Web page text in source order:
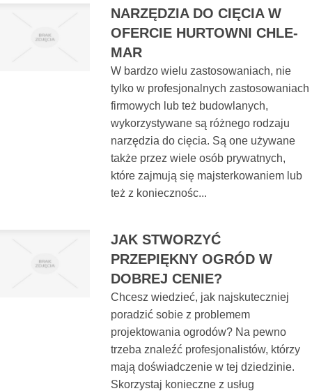
NARZĘDZIA DO CIĘCIA W
OFERCIE HURTOWNI CHLE-
MAR
W bardzo wielu zastosowaniach, nie
tylko w profesjonalnych zastosowaniach
firmowych lub też budowlanych,
wykorzystywane są różnego rodzaju
narzędzia do cięcia. Są one używane
także przez wiele osób prywatnych,
które zajmują się majsterkowaniem lub
też z koniecznośc...
JAK STWORZYĆ
PRZEPIĘKNY OGRÓD W
DOBREJ CENIE?
Chcesz wiedzieć, jak najskuteczniej
poradzić sobie z problemem
projektowania ogrodów? Na pewno
trzeba znaleźć profesjonalistów, którzy
mają doświadczenie w tej dziedzinie.
Skorzystaj konieczne z usług